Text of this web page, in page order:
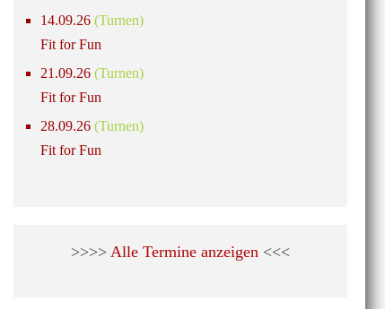
14.09.26 (Turnen)
Fit for Fun
21.09.26 (Turnen)
Fit for Fun
28.09.26 (Turnen)
Fit for Fun
>>>> Alle Termine anzeigen<<<